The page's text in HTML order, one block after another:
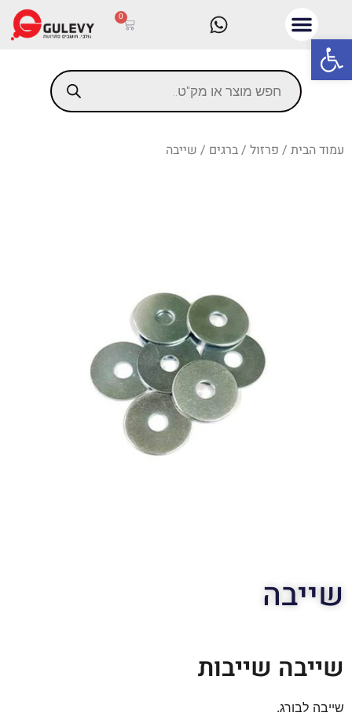
פתח סרגל נגישות
0
עמוד הבית / פרזול /ברגים / שייבה
שייבה
שייבה שייבות
שייבה לבורג.